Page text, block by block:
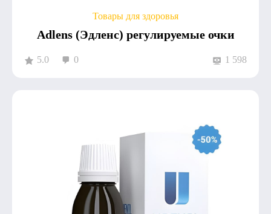
Товары для здоровья
Adlens (Эдленс) регулируемые очки
5.0 0 1 598